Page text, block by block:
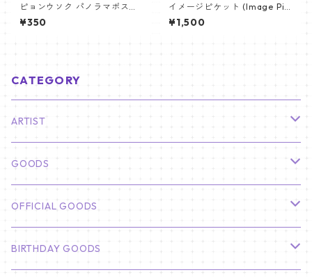
ピョンウソク パノラマポスタ
ー (BYEON WOOSEOK Poste
r) 700*330mm 【Byeonwoo
¥350
イメージピケット (Image Pic
ket) うちわ - ヴィ (V_12)
¥1,500
CATEGORY
ARTIST
俳優
CHA EUN WOO
HYUNBIN
BTS
JIN
SEVENTEEN
GOODS
カレンダー
壁掛けカレンダー
フォトカードセット(60枚入り)
OFFICIAL GOODS
LIGHT STICK
BIRTHDAY GOODS